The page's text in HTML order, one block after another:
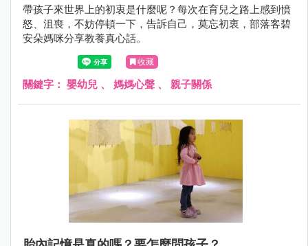
帶孩子來世界上的初衷是什麼呢？每次在育兒之路上感到憤
怒、沮喪，不妨停頓一下，告訴自己，莫忘初衷，部落客碧
安朵媽咪分享教養真心話。
收藏
關鍵字： 嬰幼兒 、 媽媽心聲 、 親子關係